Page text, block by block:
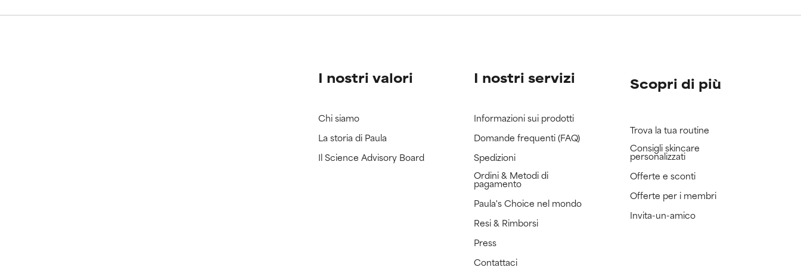
I nostri valori
Chi siamo
La storia di Paula
Il Science Advisory Board
I nostri servizi
Informazioni sui prodotti
Domande frequenti (FAQ)
Spedizioni
Ordini & Metodi di
pagamento
Paula's Choice nel mondo
Resi & Rimborsi
Press
Contattaci
Scopri di più
Trova la tua routine
Consigli skincare
personalizzati
Offerte e sconti
Offerte per i membri
Invita-un-amico